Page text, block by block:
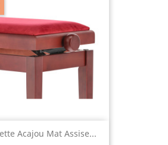
Acajou Mat Assise...